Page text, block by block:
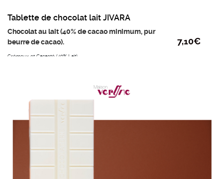
Tablette de chocolat lait JIVARA
Chocolat au lait (40% de cacao minimum, pur
beurre de cacao).
Crémeux et Cacaoté (40% Lait)
Sucre, beurre de cacao, LAIT entier
en poudre, fèves de cacao et émulsifiant :
lécithine de tournesol.
Prix au kilo : 74,75 €
7,10€